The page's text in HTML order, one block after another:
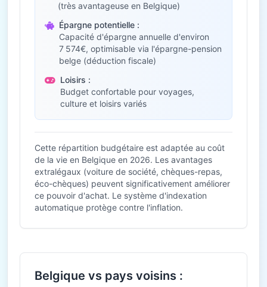
(très avantageuse en Belgique)
Épargne potentielle :
Capacité d'épargne annuelle d'environ
7 574€, optimisable via l'épargne-pension
belge (déduction fiscale)
Loisirs :
Budget confortable pour voyages,
culture et loisirs variés
Cette répartition budgétaire est adaptée au coût
de la vie en Belgique en 2026. Les avantages
extralégaux (voiture de société, chèques-repas,
éco-chèques) peuvent significativement améliorer
ce pouvoir d'achat. Le système d'indexation
automatique protège contre l'inflation.
Belgique vs pays voisins :